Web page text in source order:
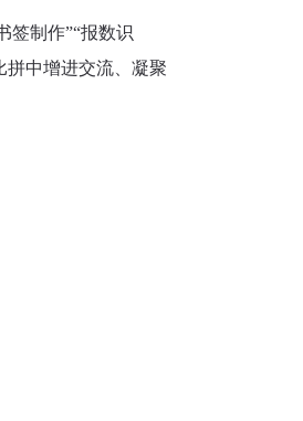
签制作”“报数识
拼中增进交流、凝聚